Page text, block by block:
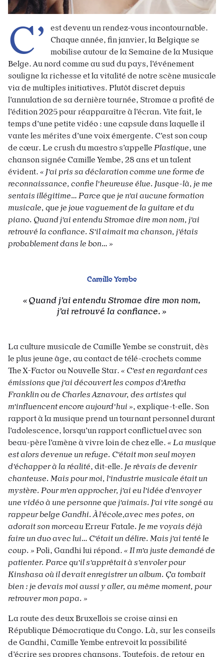
C’
est devenu un rendez-vous incontournable.
Chaque année, fin janvier, la Belgique se
mobilise autour de la Semaine de la Musique
Belge. Au nord comme au sud du pays, l’événement
souligne la richesse et la vitalité de notre scène musicale
via de multiples initiatives. Plutôt discret depuis
l’annulation de sa dernière tournée, Stromae a profité de
l’édition 2025 pour réapparaître à l’écran. Vite fait, le
temps d’une petite vidéo : une capsule dans laquelle il
vante les mérites d’une voix émergente. C’est son coup
de cœur. Le crush du maestro s’appelle Plastique, une
chanson signée Camille Yembe, 28 ans et un talent
évident. « J’ai pris sa déclaration comme une forme de
reconnaissance, confie l’heureuse élue. Jusque-là, je me
sentais illégitime… Parce que je n’ai aucune formation
musicale, que je joue vaguement de la guitare et du
piano. Quand j’ai entendu Stromae dire mon nom, j’ai
retrouvé la confiance. S’il aimait ma chanson, j’étais
probablement dans le bon… »
CamilleYembe
Quand j’ai entenduStromae dire mon nom,
j’ai retrouvé laconfiance.
La culture musicale de Camille Yembe se construit, dès
le plus jeune âge, au contact de télé-crochets comme
The X-Factor ou Nouvelle Star. « C’est en regardant ces
émissions que j’ai découvert les compos d’Aretha
Franklin ou de Charles Aznavour, des artistes qui
m’influencent encore aujourd’hui », explique-t-elle. Son
rapport à la musique prend un tournant personnel durant
l’adolescence, lorsqu’un rapport conflictuel avec son
beau-père l’amène à vivre loin de chez elle. « La musique
est alors devenue un refuge. C’était mon seul moyen
d’échapper à la réalité, dit-elle. Je rêvais de devenir
chanteuse. Mais pour moi, l’industrie musicale était un
mystère. Pour m’en approcher, j’ai eu l’idée d’envoyer
une vidéo à une personne que j’aimais. J’ai vite songé au
rappeur belge Gandhi. À l’école,avec mes potes, on
adorait son morceauErreur Fatale. Je me voyais déjà
faire un duo avec lui… C’était un délire. Mais j’ai tenté le
coup. » Poli, Gandhi lui répond. « Il m’a juste demandé de
patienter. Parce qu’il s’apprêtait à s’envoler pour
Kinshasa où il devait enregistrerun album. Ça tombait
bien : je devais moi aussi y aller, au même moment, pour
retrouver mon papa. »
La route des deux Bruxellois se croise ainsi en
République Démocratique du Congo. Là, sur les conseils
de Gandhi, Camille Yembe entrevoit la possibilité
d’écrire ses propres chansons. Toutefois, de retour en